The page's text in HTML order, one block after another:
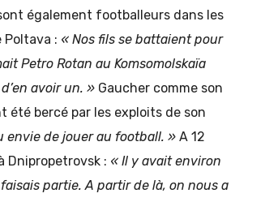
également footballeurs dans les
: « Nos fils se battaient pour
Petro Rotan au Komsomolskaïa
avoir un. » Gaucher comme son
bercé par les exploits de son
envie de jouer au football. » A 12
Dnipropetrovsk : « Il y avait environ
partie. A partir de là, on nous a